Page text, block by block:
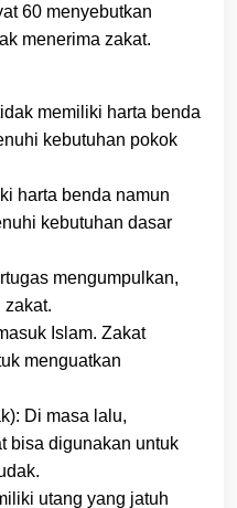
60 menyebutkan
menerima zakat.
memiliki harta benda
kebutuhan pokok
harta benda namun
kebutuhan dasar
mengumpulkan,
zakat.
Islam. Zakat
menguatkan
Di masa lalu,
bisa digunakan untuk
utang yang jatuh